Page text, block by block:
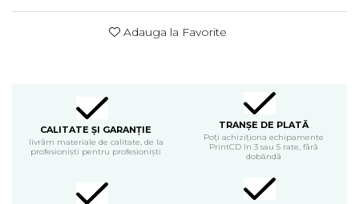
Adauga la Favorite
CALITATE ȘI GARANȚIE
livrăm materiale de calitate, de la
profesioniști pentru profesioniști
TRANȘE DE PLATĂ
Poți achiziționa echipamente
PrintCD în 3 sau 5 rate, fără
dobândă